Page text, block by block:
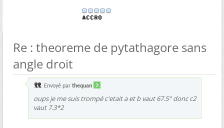
Re : theoreme de pytathagore sans
angle droit
Envoyé par thequan
oups je me suis trompé c'etait a et b vaut 67.5° donc c2
vaut 7.3*2